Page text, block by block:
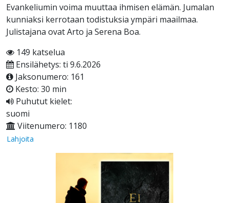
Evankeliumin voima muuttaa ihmisen elämän. Jumalan
kunniaksi kerrotaan todistuksia ympäri maailmaa.
Julistajana ovat Arto ja Serena Boa.
149 katselua
Ensilähetys: ti 9.6.2026
Jaksonumero: 161
Kesto: 30 min
Puhutut kielet:
suomi
Viitenumero: 1180
Lahjoita